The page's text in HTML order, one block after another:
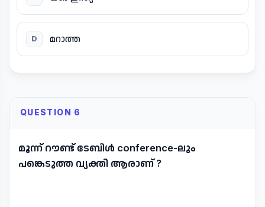
D മറാത്ത
QUESTION 6
മൂന്ന് റൗണ്ട് ടേബിൾ conference-ലും
പങ്കെടുത്ത വ്യക്തി ആരാണ് ?